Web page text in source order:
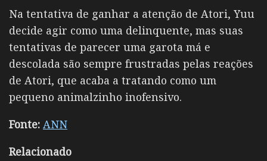
Na tentativa de ganhar a atenção de Atori, Yuu
decide agir como uma delinquente, mas suas
tentativas de parecer uma garota má e
descolada são sempre frustradas pelas reações
de Atori, que acaba a tratando como um
pequeno animalzinho inofensivo.
Fonte: ANN
Relacionado